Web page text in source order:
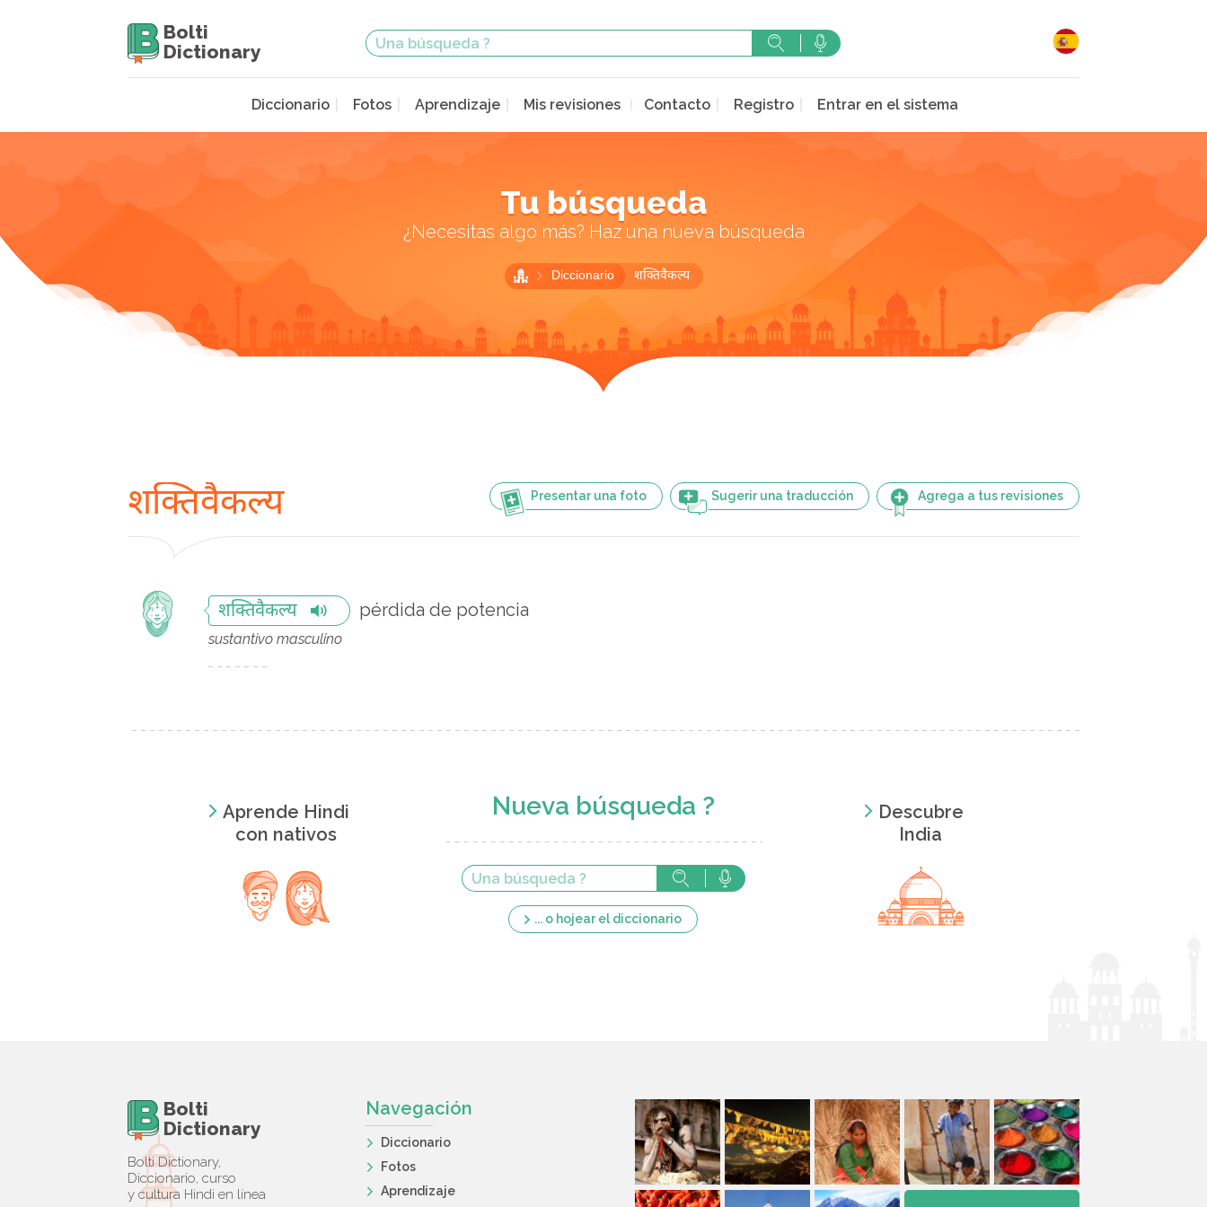
Bolti
Dictionary
Diccionario Fotos Aprendizaje Mis revisiones Contacto Registro Entrar en el sistema
Tu búsqueda
¿Necesitas algo más? Haz una nueva búsqueda
Diccionario शक्तिवैकल्य
Presentar una foto Sugerir una traducción Agrega a tus revisiones
शक्तिवैकल्य
शक्तिवैकल्य pérdida de potencia
sustantivo masculino
Aprende Hindi
con nativos
Nueva búsqueda ?
... o hojear el diccionario
Descubre
India
Bolti
Dictionary
Bolti Dictionary,
Diccionario, curso
y cultura Hindi en línea
Navegación
Diccionario
Fotos
Aprendizaje